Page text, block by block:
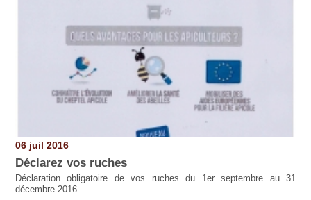
06 juil 2016
Déclarez vos ruches
Déclaration obligatoire de vos ruches du 1er septembre au 31
décembre 2016